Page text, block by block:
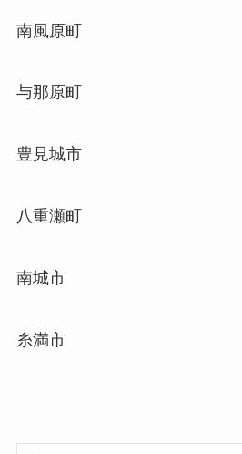
南風原町
与那原町
豊見城市
八重瀬町
南城市
糸満市